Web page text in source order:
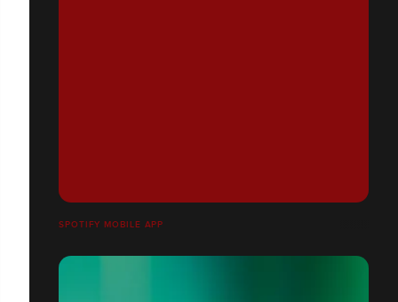
SPOTIFY MOBILE APP